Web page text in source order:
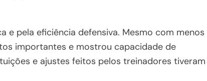
e pela eficiência defensiva. Mesmo com menos
importantes e mostrou capacidade de
e ajustes feitos pelos treinadores tiveram